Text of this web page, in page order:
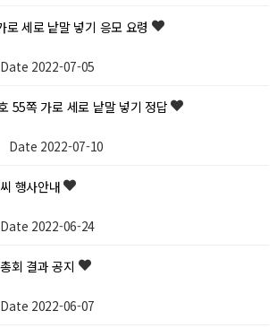
세로 낱말 넣기 응모 요령
Date 2022-07-05
55쪽 가로 세로 낱말 넣기 정답
Date 2022-07-10
행사안내
Date 2022-06-24
회 결과 공지
Date 2022-06-07